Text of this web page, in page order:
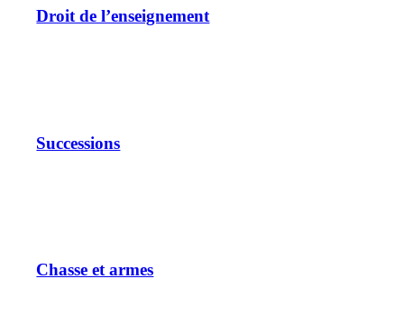
Droit de l’enseignement
Successions
Chasse et armes